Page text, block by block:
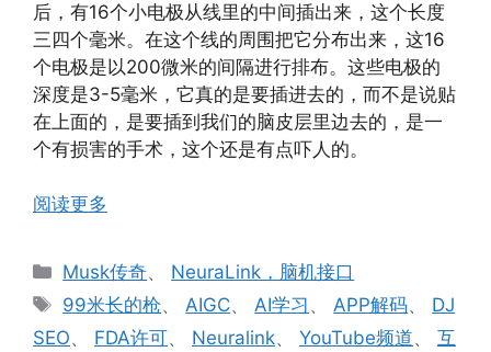
后，有16个小电极从线里的中间插出来，这个长度
三四个毫米。在这个线的周围把它分布出来，这16
个电极是以200微米的间隔进行排布。这些电极的
深度是3-5毫米，它真的是要插进去的，而不是说贴
在上面的，是要插到我们的脑皮层里边去的，是一
个有损害的手术，这个还是有点吓人的。
阅读更多
分
类
Musk传奇、 NeuraLink，脑机接口
标
签
99米长的枪、AIGC、AI学习 、APP解码、 DJ
SEO、 FDA许可、 Neuralink、 YouTube频道、 互